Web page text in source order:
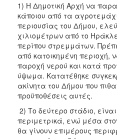
1) Η Δημοτική Αρχή να
κάποιου από τα
περιουσίας του Δήμου,
χιλιομέτρων από το
περίπου στρεμμάτων.
από κατοικημένη περιοχή,
παροχή νερού και κατά
ύψωμα. Κατατέθηκε
ακίνητα του Δήμου που
προϋποθέσεις αυτές.
2) Το δεύτερο στάδιο,
περιμετρικά, ενώ μέσα
θα γίνουν επιμέρους